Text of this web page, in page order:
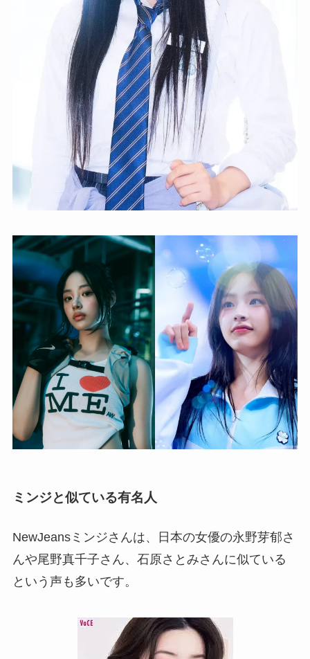
ミンジと似ている有名人
NewJeansミンジさんは、日本の女優の永野芽郁さ
んや尾野真千子さん、石原さとみさんに似ている
という声も多いです。